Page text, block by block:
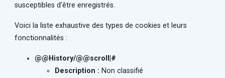
susceptibles d’être enregistrés.
Voici la liste exhaustive des types de cookies et leurs
fonctionnalités :
@@History/@@scroll|#
Description : Non classifié